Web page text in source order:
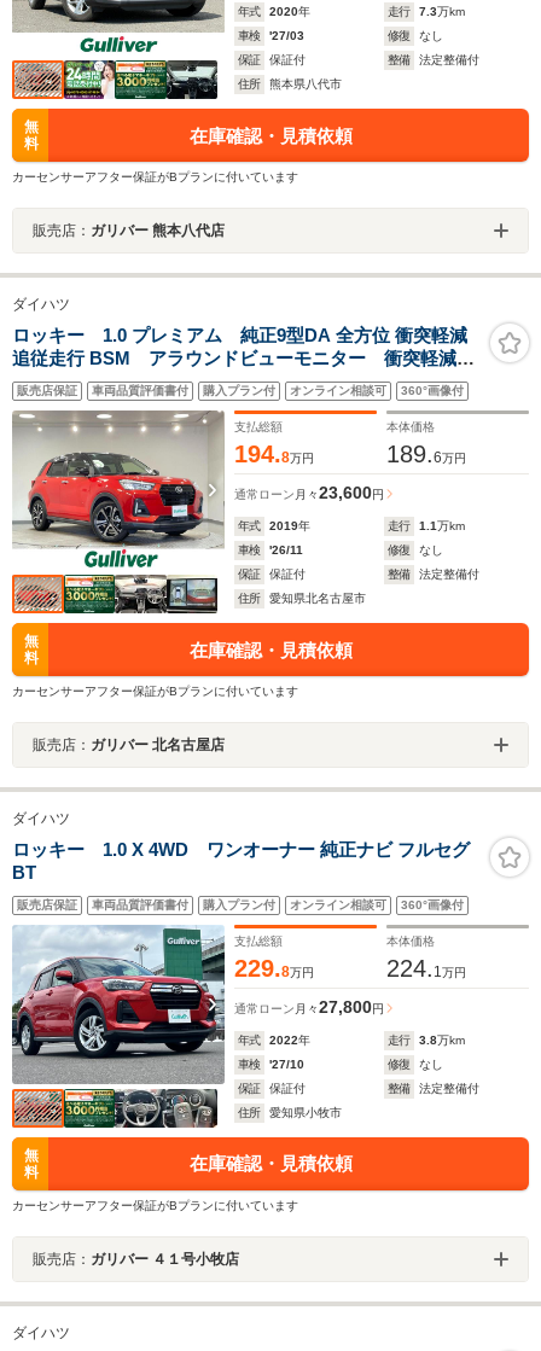
年式 2020年 走行 7.3万km
車検
'27/03 修復
なし
保証
保証付 整備
法定整備付
住所
熊本県八代市
無
料
在庫確認・見積依頼
カーセンサーアフター保証がBプランに付いています
販売店： ガリバー 熊本八代店
ダイハツ
ロッキー 1.0 プレミアム 純正9型DA 全方位 衝突軽減
追従走行 BSM アラウンドビューモニター 衝突軽減
レーダークルーズコントロール ブラインドスポットモ
ニター シートヒーター ETC ソナー LEDヘッドラ
イト ドラレコ
販売店保証 車両品質評価書付 購入プラン付 オンライン相談可 360°画像付
支払総額
194.8万円
本体価格
189.6万円
通常ローン 月々23,600円
年式 2019年 走行 1.1万km
車検
'26/11 修復
なし
保証
保証付 整備
法定整備付
住所
愛知県北名古屋市
無
料
在庫確認・見積依頼
カーセンサーアフター保証がBプランに付いています
販売店： ガリバー 北名古屋店
ダイハツ
ロッキー 1.0 X 4WD ワンオーナー 純正ナビ フルセグ
BT
販売店保証 車両品質評価書付 購入プラン付 オンライン相談可 360°画像付
支払総額
229.8万円
本体価格
224. 1万円
通常ローン 月々27,800円
年式 2022年 走行 3.8万km
車検
'27/10 修復
なし
保証
保証付 整備
法定整備付
住所
愛知県小牧市
無
料
在庫確認・見積依頼
カーセンサーアフター保証がBプランに付いています
販売店： ガリバー ４１号小牧店
ダイハツ